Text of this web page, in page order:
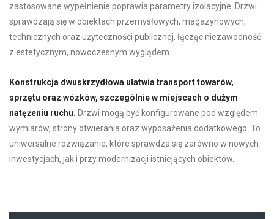
zastosowane wypełnienie poprawia parametry izolacyjne. Drzwi
sprawdzają się w obiektach przemysłowych, magazynowych,
technicznych oraz użyteczności publicznej, łącząc niezawodność
z estetycznym, nowoczesnym wyglądem.
Konstrukcja dwuskrzydłowa ułatwia transport towarów,
sprzętu oraz wózków, szczególnie w miejscach o dużym
natężeniu ruchu. Drzwi mogą być konfigurowane pod względem
wymiarów, strony otwierania oraz wyposażenia dodatkowego. To
uniwersalne rozwiązanie, które sprawdza się zarówno w nowych
inwestycjach, jak i przy modernizacji istniejących obiektów.